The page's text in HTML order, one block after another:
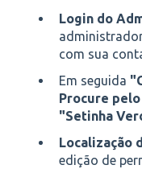
Login do
com sua
Em seguida
Procure
"Setinha
Localização
edição de